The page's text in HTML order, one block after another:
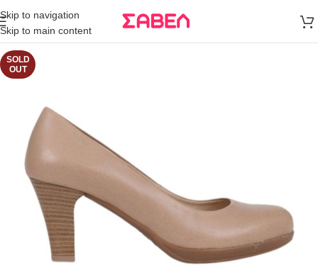
Skip to navigation
Skip to main content
άνω των 80€
Παραγγελία
SOLD
OUT